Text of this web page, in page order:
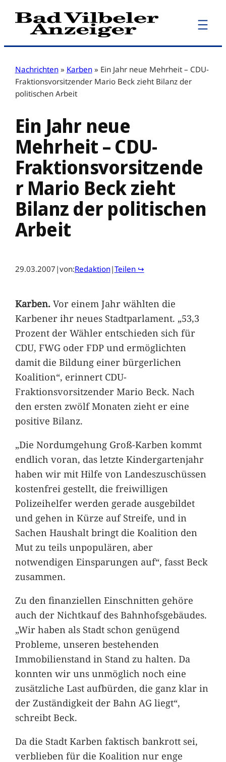
Zum
Inhalt
Nachrichten » Karben » Ein Jahr neue Mehrheit – CDU-
Fraktionsvorsitzender Mario Beck zieht Bilanz der
politischen Arbeit
Ein Jahr neue
Mehrheit – CDU-
Fraktionsvorsitzende
r Mario Beck zieht
Bilanz der politischen
Arbeit
29.03.2007 |von:Redaktion|Teilen ↪
Karben.Vor einem Jahr wählten die
Karbener ihr neues Stadtparlament. „53,3
Prozent der Wähler entschieden sich für
CDU, FWG oder FDP und ermöglichten
damit die Bildung einer bürgerlichen
Koalition“, erinnert CDU-
Fraktionsvorsitzender Mario Beck. Nach
den ersten zwölf Monaten zieht er eine
positive Bilanz.
„Die Nordumgehung Groß-Karben kommt
endlich voran, das letzte Kindergartenjahr
haben wir mit Hilfe von Landeszuschüssen
kostenfrei gestellt, die freiwilligen
Polizeihelfer werden gerade ausgebildet
und gehen in Kürze auf Streife, und in
Sachen Haushalt bringt die Koalition den
Mut zu teils unpopulären, aber
notwendigen Einsparungen auf“, fasst Beck
zusammen.
Zu den finanziellen Einschnitten gehöre
auch der Nichtkauf des Bahnhofsgebäudes.
„Wir haben als Stadt schon genügend
Probleme, unseren bestehenden
Immobilienstand in Stand zu halten. Da
konnten wir uns unmöglich noch eine
zusätzliche Last aufbürden, die ganz klar in
der Zuständigkeit der Bahn AG liegt“,
schreibt Beck.
Da die Stadt Karben faktisch bankrott sei,
verblieben für die Koalition nur enge